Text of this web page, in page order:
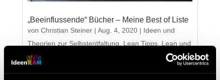
„Beeinflussende“ Bücher – Meine Best of Liste
von Christian Steiner| Aug. 4, 2020| Ideen und
Theorien zur Selbstentfaltung,Lean Tipps,Lean und
Ideenmanagement
Persönlichkeitsentwicklung